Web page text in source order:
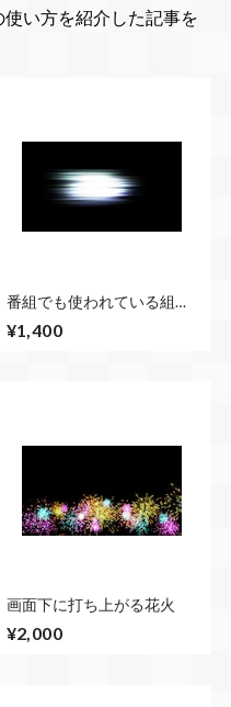
い方を紹介した記事を
番組でも使われている組み
¥1,400
画面下に打ち上がる花火
¥2,000